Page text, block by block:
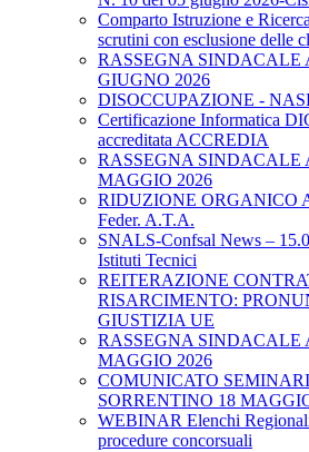
Comparto Istruzione e
scrutini con esclusione delle
RASSEGNA SINDACALE
GIUGNO 2026
DISOCCUPAZIONE -
Certificazione Informatica
accreditata ACCREDIA
RASSEGNA SINDACALE
MAGGIO 2026
RIDUZIONE ORGANICO
Feder. A.T.A.
SNALS-Confsal News –
Istituti Tecnici
REITERAZIONE
RISARCIMENTO:
GIUSTIZIA UE
RASSEGNA SINDACALE
MAGGIO 2026
COMUNICATO
SORRENTINO 18
WEBINAR Elenchi
procedure concorsuali